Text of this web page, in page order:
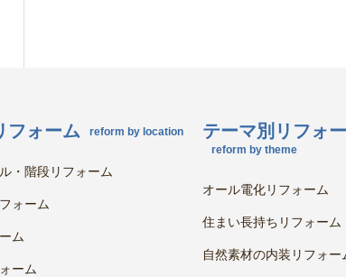
フォーム reform by location
・階段リフォーム
ォーム
ム
ーム
テーマ別リフォ
reform by theme
オール電化リフォーム
住まい長持ちリフォーム
自然素材の内装リフォー